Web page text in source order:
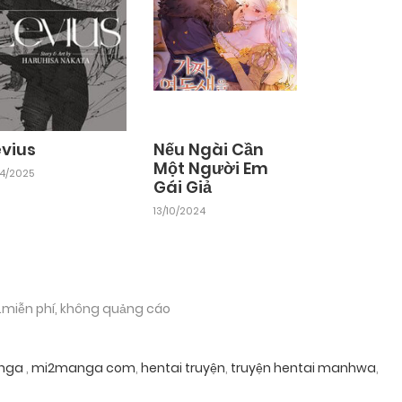
2025
Nếu Ngài Cần
Một Người Em
Gái Giả
13/10/2024
phí, không quảng cáo
, mi2manga com, hentai truyện, truyện hentai manhwa,